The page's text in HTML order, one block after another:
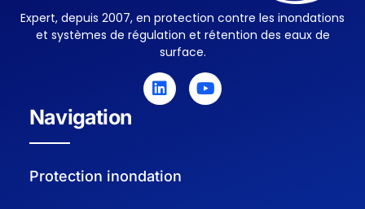
Esthi
Protection inondation, barriere anti inondation anti crue , batardeau anti inondation
Expert, depuis 2007, en protection contre les inondations
et systèmes de régulation et rétention des eaux de
surface.
Navigation
Protection inondation